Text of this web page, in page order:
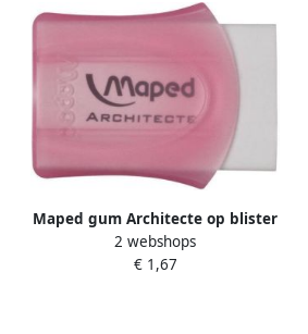
Maped gum Architecte op blister
2 webshops
€ 1,67